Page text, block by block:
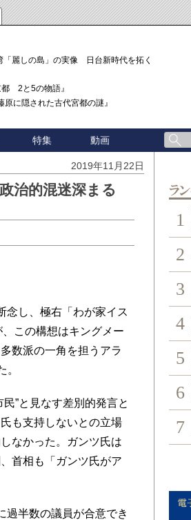
「麗しの島」の実像 日台新時代を拓く「3
2と5の物語』
に隠された古代宮都の謎』
特集 動画
2019年11月22日
治的混迷深まる
し、極右「わが家イス
この構想はキングメー
数派の一角を担うアラ
。
”と見なす差別的発言と
も支持しないとの立場
なかった。ガンツ氏は
首相も「ガンツ氏がア
半数の議員が合意でき
1
2
3
4
5
6
7